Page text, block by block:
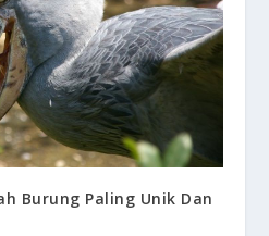
Burung Paling Unik Dan